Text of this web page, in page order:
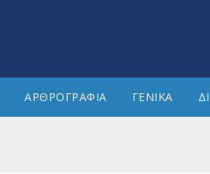
ΑΡΘΡΟΓΡΑΦΙΑ ΓΕΝΙΚΑ